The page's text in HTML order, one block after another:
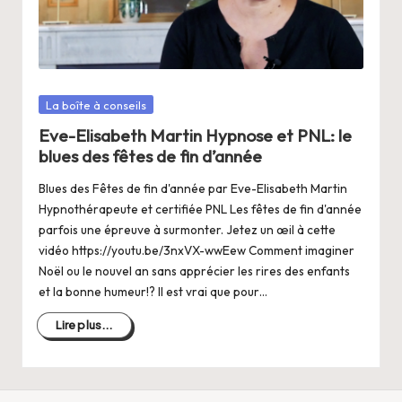
n
g
e
r
s
a
V
ie
Posté
La boîte à conseils
Eve-Elisabeth Martin Hypnose et PNL: le
blues des fêtes de fin d’année
Blues des Fêtes de fin d'année par Eve-Elisabeth Martin
Hypnothérapeute et certifiée PNL Les fêtes de fin d'année
parfois une épreuve à surmonter. Jetez un œil à cette
vidéo https://youtu.be/3nxVX-wwEew Comment imaginer
Noël ou le nouvel an sans apprécier les rires des enfants
et la bonne humeur!? Il est vrai que pour…
Lire plus...